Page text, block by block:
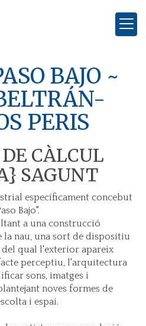
BAJO ~
PERIS
CÀLCUL
SAGUNT
específicament concebut
Bajo".
a una construcció
la nau, una sort de dispositiu
qual l'exterior apareix
perceptiu, l'arquitectura
sons, imatges i
noves formes de
i espai.